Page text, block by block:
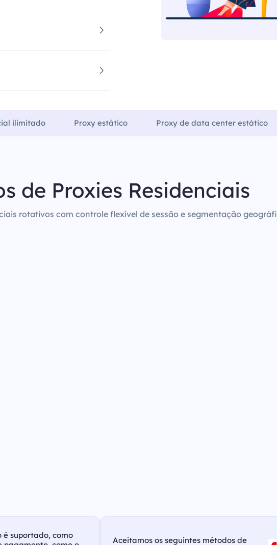
ilimitado Proxy estático Proxy de data center estático
de Proxies Residenciais
rotativos com controle flexível de sessão e segmentação
é suportado, como
Aceitamos os seguintes métodos de